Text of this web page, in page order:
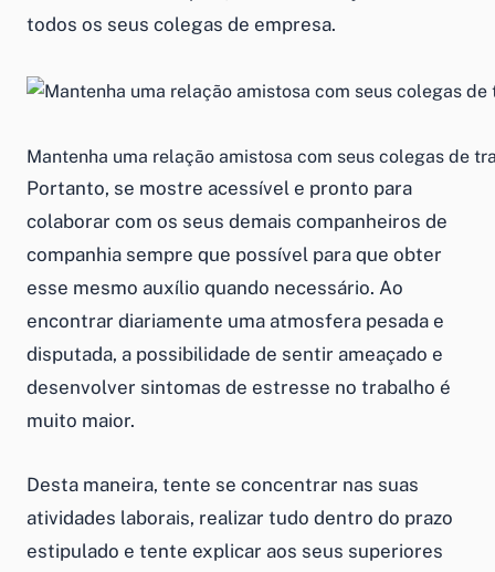
todos os seus colegas de empresa.
Mantenha uma relação amistosa com seus colegas de
Portanto, se mostre acessível e pronto para
colaborar com os seus demais companheiros de
companhia sempre que possível para que obter
esse mesmo auxílio quando necessário. Ao
encontrar diariamente uma atmosfera pesada e
disputada, a possibilidade de sentir ameaçado e
desenvolver sintomas de estresse no trabalho é
muito maior.
Desta maneira, tente se concentrar nas suas
atividades laborais, realizar tudo dentro do prazo
estipulado e tente explicar aos seus superiores